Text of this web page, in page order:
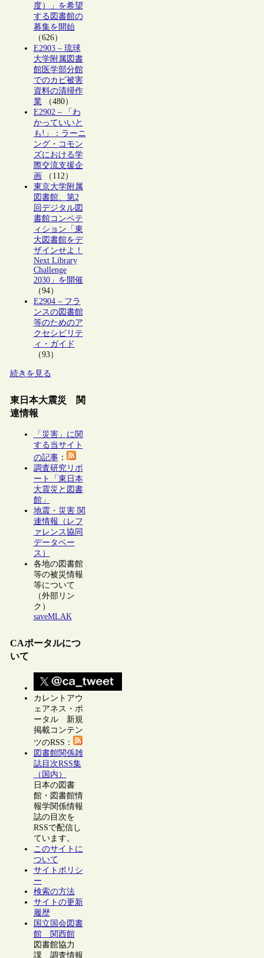
度）」を希望
する図書館の
募集を開始
（626）
E2903 – 琉球
大学附属図書
館医学部分館
でのカビ被害
資料の清掃作
業（480）
E2902 – 「わ
かっていいと
も!」：ラーニ
ング・コモン
ズにおける学
際交流支援企
画 （112）
東京大学附属
図書館、第2
回デジタル図
書館コンペテ
ィション「東
大図書館をデ
ザインせよ！
Next Library
Challenge
2030」を開催
（94）
E2904 – フラ
ンスの図書館
等のためのア
クセシビリテ
ィ・ガイド
（93）
続きを見る
東日本大震災 関
連情報
「災害」に関
する当サイト
の記事：
調査研究リポ
ート「東日本
大震災と図書
館」
地震・災害 関
連情報（レフ
ァレンス協同
データベー
ス）
各地の図書館
等の被災情報
等について
（外部リン
ク）
saveMLAK
CAポータルにつ
いて
カレントアウ
ェアネス・ポ
ータル 新規
掲載コンテン
ツのRSS：
図書館関係雑
誌目次RSS集
（国内）
日本の図書
館・図書館情
報学関係情報
誌の目次を
RSSで配信し
ています。
このサイトに
ついて
サイトポリシ
ー
検索の方法
サイトの更新
履歴
国立国会図書
館 関西館
図書館協力
課 調査情報